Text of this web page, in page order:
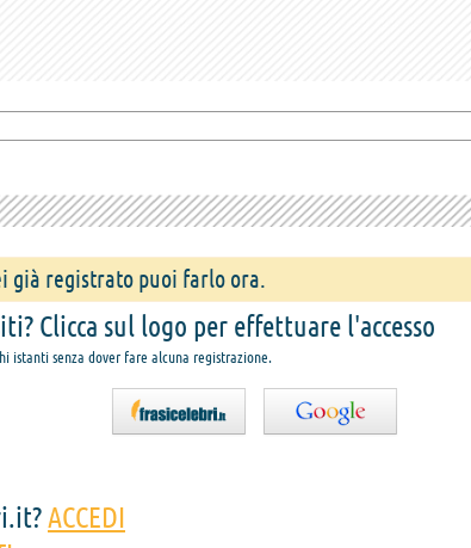
già registrato puoi farlo ora.
Clicca sul logo per effettuare l'accesso
istanti senza dover fare alcuna registrazione.
ACCEDI